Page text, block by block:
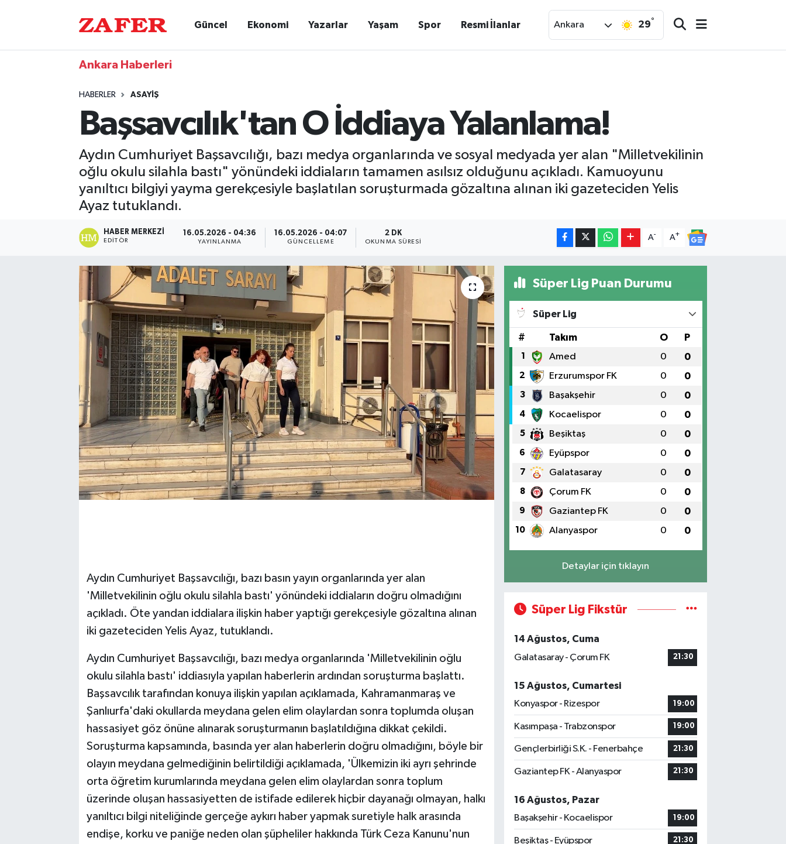
Güncel Ekonomi Yazarlar Yaşam Spor Resmi İlanlar Ankara 29°
Ankara Haberleri
HABERLER ASAYIŞ
Başsavcılık'tan O İddiaya Yalanlama!
Aydın Cumhuriyet Başsavcılığı, bazı medya organlarında ve sosyal medyada yer alan "Milletvekilinin
oğlu okulu silahla bastı" yönündeki iddiaların tamamen asılsız olduğunu açıkladı. Kamuoyunu
yanıltıcı bilgiyi yayma gerekçesiyle başlatılan soruşturmada gözaltına alınan iki gazeteciden Yelis
Ayaz tutuklandı.
HABER MERKEZI
EDITÖR
16.05.2026 - 04:36
YAYINLANMA
16.05.2026 - 04:07
GÜNCELLEME
2 DK
OKUNMA SÜRESI
A- A+
Aydın Cumhuriyet Başsavcılığı, bazı basın yayın organlarında yer alan
'Milletvekilinin oğlu okulu silahla bastı' yönündeki iddiaların doğru olmadığını
açıkladı. Öte yandan iddialara ilişkin haber yaptığı gerekçesiyle gözaltına alınan
iki gazeteciden Yelis Ayaz, tutuklandı.
Aydın Cumhuriyet Başsavcılığı, bazı medya organlarında 'Milletvekilinin oğlu
okulu silahla bastı' iddiasıyla yapılan haberlerin ardından soruşturma başlattı.
Başsavcılık tarafından konuya ilişkin yapılan açıklamada, Kahramanmaraş ve
Şanlıurfa'daki okullarda meydana gelen elim olaylardan sonra toplumda oluşan
hassasiyet göz önüne alınarak soruşturmanın başlatıldığına dikkat çekildi.
Soruşturma kapsamında, basında yer alan haberlerin doğru olmadığını, böyle bir
olayın meydana gelmediğinin belirtildiği açıklamada, 'Ülkemizin iki ayrı şehrinde
orta öğretim kurumlarında meydana gelen elim olaylardan sonra toplum
üzerinde oluşan hassasiyetten de istifade edilerek hiçbir dayanağı olmayan, halkı
yanıltıcı bilgi niteliğinde gerçeğe aykırı haber yapmak suretiyle halk arasında
endişe, korku ve paniğe neden olan şüpheliler hakkında Türk Ceza Kanunu'nun
Süper Lig Puan Durumu
Süper Lig
# Takım O P
1 Amed 0 0
2 Erzurumspor FK 0 0
3 Başakşehir 0 0
4 Kocaelispor 0 0
5 Beşiktaş 0 0
6 Eyüpspor 0 0
7 Galatasaray 0 0
8 Çorum FK 0 0
9 Gaziantep FK 0 0
10 Alanyaspor 0 0
Detaylar için tıklayın
Süper Lig Fikstür
14 Ağustos, Cuma
Galatasaray - Çorum FK
21:30
15 Ağustos, Cumartesi
Konyaspor - Rizespor
19:00
Kasımpaşa - Trabzonspor 19:00
Gençlerbirliği S.K. - Fenerbahçe 21:30
Gaziantep FK - Alanyaspor 21:30
16 Ağustos, Pazar
Başakşehir - Kocaelispor
19:00
Beşiktaş - Eyüpspor 21:30